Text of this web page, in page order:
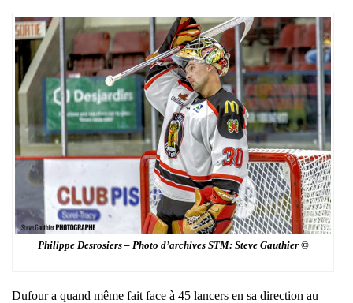
Philippe Desrosiers – Photo d’archives STM: Steve Gauthier ©
Dufour a quand même fait face à 45 lancers en sa direction au